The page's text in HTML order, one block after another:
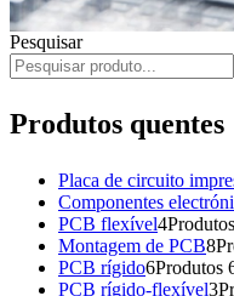
Pesquisar
Produtos quentes
Placa de circuito
Componentes
PCB flexível4
Montagem de PCB8
PCB rígido6Produtos
PCB rígido-flexível3